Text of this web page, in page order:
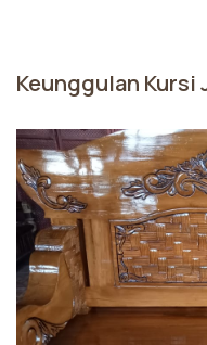
Keunggulan Kursi